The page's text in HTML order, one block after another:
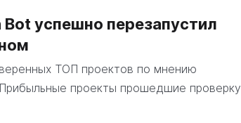
Bot успешно перезапустил
ТОП проектов по мнению
проекты прошедшие проверку